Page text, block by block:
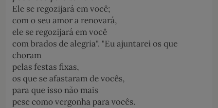
Ele se regozijará em você;
com o seu amor a renovará,
ele se regozijará em você
com brados de alegria". "Eu ajuntarei os que
choram
pelas festas fixas,
os que se afastaram de vocês,
para que isso não mais
pese como ­vergonha para vocês.